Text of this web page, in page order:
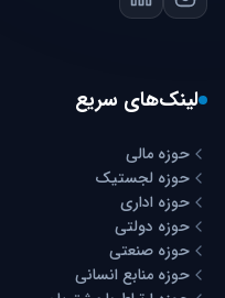
لینک‌های سریع
حوزه مالی
حوزه لجستیک
حوزه اداری
حوزه دولتی
حوزه صنعتی
حوزه منابع انسانی